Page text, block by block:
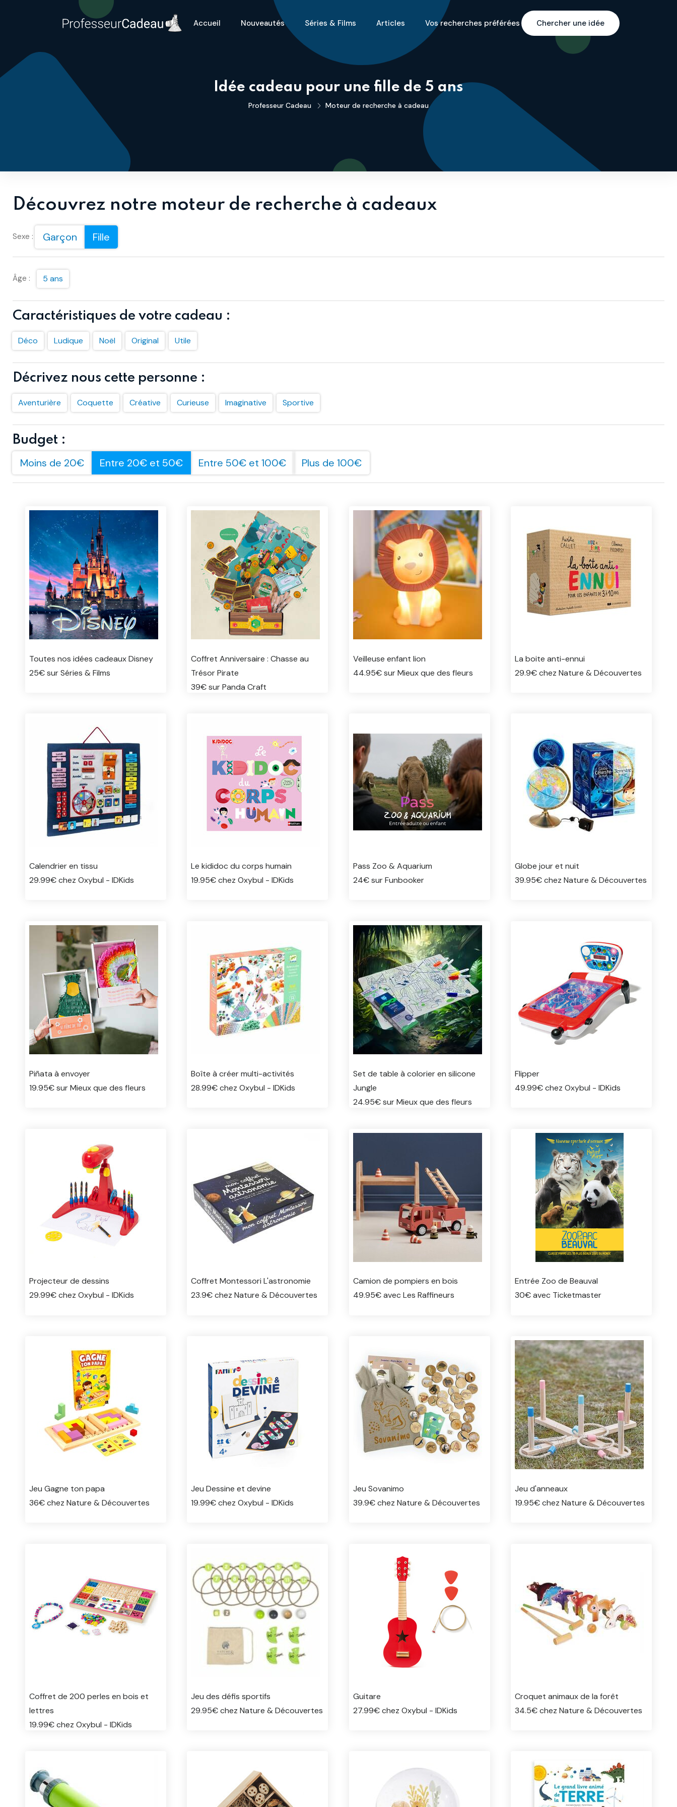
Accueil Nouveautés Séries & Films Articles Vos recherches préférées Chercher une idée
Idée cadeau pour une fille de 5 ans
Professeur Cadeau Moteur de recherche à cadeau
Découvrez notre moteur de recherche à cadeaux
Sexe : Garçon Fille
Âge : 5 ans
Caractéristiques de votre cadeau :
Déco Ludique Noël Original Utile
Décrivez nous cette personne :
Aventurière Coquette Créative Curieuse Imaginative Sportive
Budget :
Moins de 20€ Entre 20€ et 50€ Entre 50€ et 100€ Plus de 100€
Toutes nos idées cadeaux Disney
25€ sur Séries & Films
Coffret Anniversaire : Chasse au
Trésor Pirate
39€ sur Panda Craft
Veilleuse enfant lion
44.95€ sur Mieux que des fleurs
La boite anti-ennui
29.9€ chez Nature & Découvertes
Calendrier en tissu
29.99€ chez Oxybul - IDKids
Le kididoc du corps humain
19.95€ chez Oxybul - IDKids
Pass Zoo & Aquarium
24€ sur Funbooker
Globe jour et nuit
39.95€ chez Nature & Découvertes
Piñata à envoyer
19.95€ sur Mieux que des fleurs
Boîte à créer multi-activités
28.99€ chez Oxybul - IDKids
Set de table à colorier en silicone
Jungle
24.95€ sur Mieux que des fleurs
Flipper
49.99€ chez Oxybul - IDKids
Projecteur de dessins
29.99€ chez Oxybul - IDKids
Coffret Montessori L'astronomie
23.9€ chez Nature & Découvertes
Camion de pompiers en bois
49.95€ avec Les Raffineurs
Entrée Zoo de Beauval
30€ avec Ticketmaster
Jeu Gagne ton papa
36€ chez Nature & Découvertes
Jeu Dessine et devine
19.99€ chez Oxybul - IDKids
Jeu Sovanimo
39.9€ chez Nature & Découvertes
Jeu d'anneaux
19.95€ chez Nature & Découvertes
Coffret de 200 perles en bois et
lettres
19.99€ chez Oxybul - IDKids
Jeu des défis sportifs
29.95€ chez Nature & Découvertes
Guitare
27.99€ chez Oxybul - IDKids
Croquet animaux de la forêt
34.5€ chez Nature & Découvertes